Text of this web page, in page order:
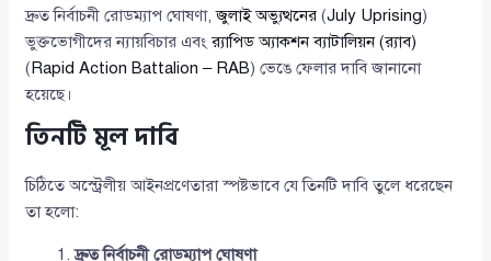
দ্রুত নির্বাচনী রোডম্যাপ ঘোষণা,জুলাই অভ্যুত্থনের (July Uprising)
ভুক্তভোগীদের ন্যায়বিচার এবংর‌্যাপিড অ্যাকশন ব্যাটালিয়ন (র‌্যাব)
(Rapid Action Battalion – RAB) ভেঙে ফেলার দাবি জানানো
হয়েছে।
তিনটি মূল দাবি
চিঠিতে অস্ট্রেলীয় আইনপ্রণেতারা স্পষ্টভাবে যে তিনটি দাবি তুলে ধরেছেন
তা হলো:
দ্রুত নির্বাচনী রোডম্যাপ ঘোষণা